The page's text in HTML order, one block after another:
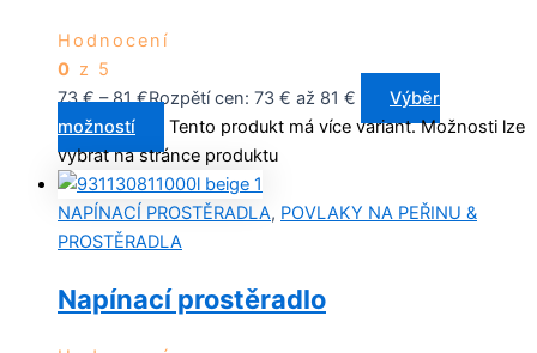
Hodnocení
0 z 5
73€ – 81€Rozpětí cen: 73 € až 81 €
Výběr
možností
Tento produkt má více variant. Možnosti lze
vybrat na stránce produktu
NAPÍNACÍ PROSTĚRADLA, POVLAKY NA PEŘINU &
PROSTĚRADLA
Napínací prostěradlo